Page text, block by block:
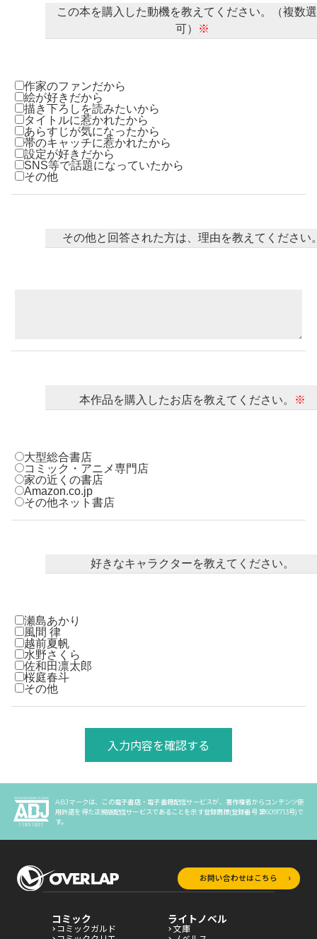
この本を購入した動機を教えてください。（複数
可）
※
作家のファンだから
絵が好きだから
描き下ろしを読みたいから
タイトルに惹かれたから
あらすじが気になったから
帯のキャッチに惹かれたから
設定が好きだから
SNS等で話題になっていたから
その他
その他と回答された方は、理由を教えてください
本作品を購入したお店を教えてください。 ※
大型総合書店
コミック・アニメ専門店
家の近くの書店
Amazon.co.jp
その他ネット書店
好きなキャラクターを教えてください。
瀬島あかり
風間 律
越前夏帆
水野さくら
佐和田凛太郎
桜庭春斗
その他
入力内容を確認する
ABJマークは、この電子書店・電子書籍配信サービスが、著作権者からコンテンツ使
用許諾を得た正規版配信サービスであることを示す登録商標(登録番号 第6091713号)で
す。
お問い合わせはこちら
コミック
コミックガルド
ライトノベル
文庫